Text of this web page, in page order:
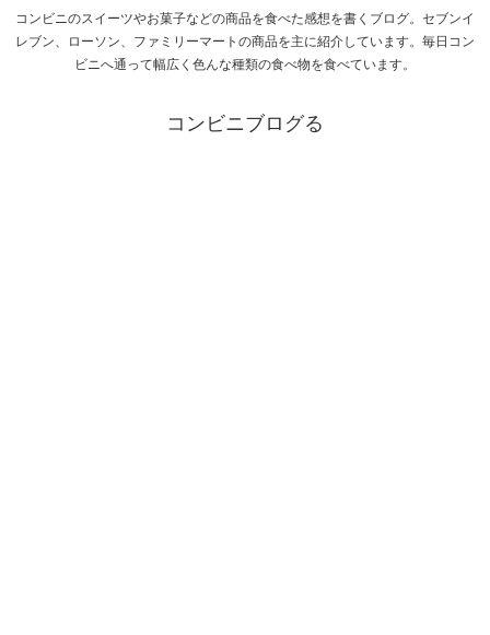
コンビニのスイーツやお菓子などの商品を食べた感想を書くブログ。セブンイ
レブン、ローソン、ファミリーマートの商品を主に紹介しています。毎日コン
ビニへ通って幅広く色んな種類の食べ物を食べています。
コンビニブログる